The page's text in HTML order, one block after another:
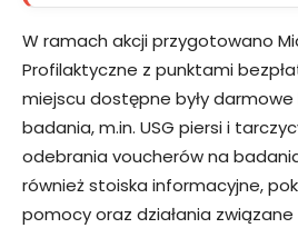
W ramach akcji przygotowano
Profilaktyczne z punktami
miejscu dostępne były
badania, m.in. USG piersi i
odebrania voucherów na
również stoiska informacyjne,
pomocy oraz działania